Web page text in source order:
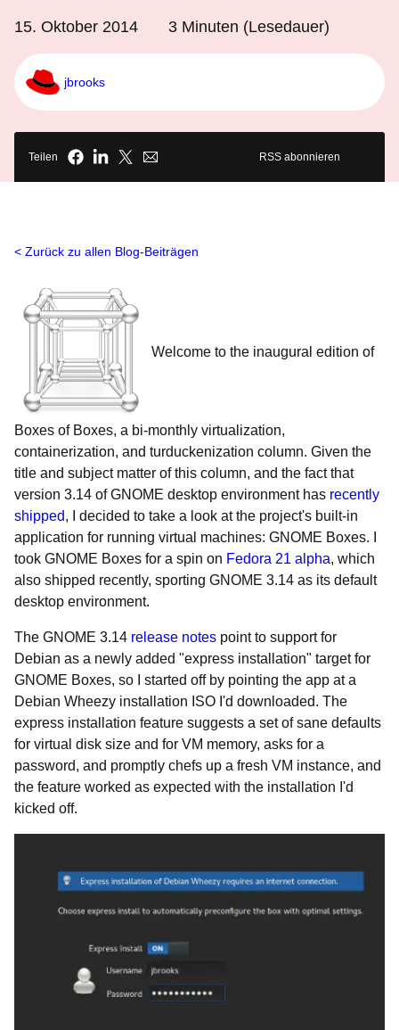
15. Oktober 2014 3 Minuten (Lesedauer)
jbrooks
Teilen RSS abonnieren
Zurück zu allen Blog-Beiträgen
Welcome to the inaugural edition of
Boxes of Boxes, a bi-monthly virtualization,
containerization, and turduckenization column. Given the
title and subject matter of this column, and the fact that
version 3.14 of GNOME desktop environment has recently
shipped, I decided to take a look at the project's built-in
application for running virtual machines: GNOME Boxes. I
took GNOME Boxes for a spin on Fedora 21 alpha, which
also shipped recently, sporting GNOME 3.14 as its default
desktop environment.
The GNOME 3.14 release notes point to support for
Debian as a newly added "express installation" target for
GNOME Boxes, so I started off by pointing the app at a
Debian Wheezy installation ISO I'd downloaded. The
express installation feature suggests a set of sane defaults
for virtual disk size and for VM memory, asks for a
password, and promptly chefs up a fresh VM instance, and
the feature worked as expected with the installation I'd
kicked off.